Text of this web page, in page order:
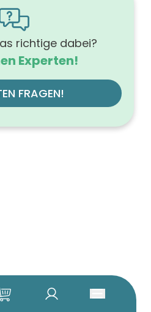
richtige dabei?
Experten!
FRAGEN!